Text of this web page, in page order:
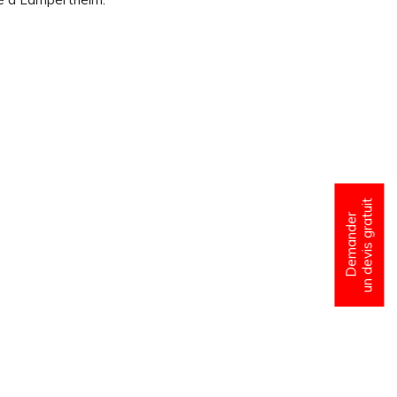
Demanderun devis gratuit